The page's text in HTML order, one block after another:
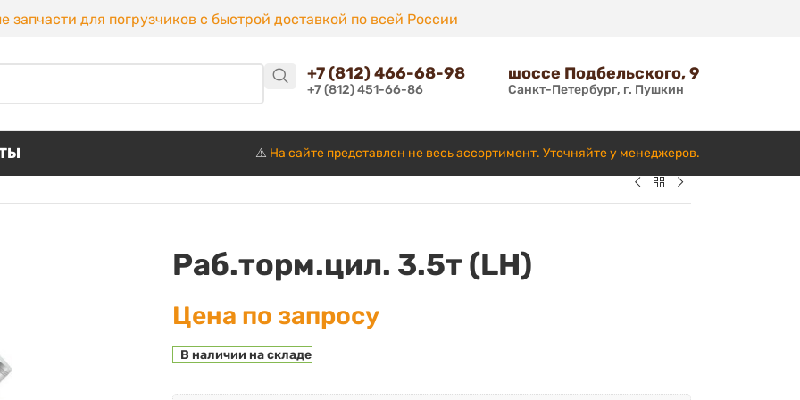
запчасти для погрузчиков с быстрой доставкой по всей России
+7 (812) 466-68-98
+7 (812) 451-66-86
шоссе Подбельского, 9
Санкт-Петербург, г. Пушкин
⚠️ На сайте представлен не весь ассортимент. Уточняйте у менеджеров.
Раб.торм.цил. 3.5т (LH)
Цена по запросу
В наличии на складе